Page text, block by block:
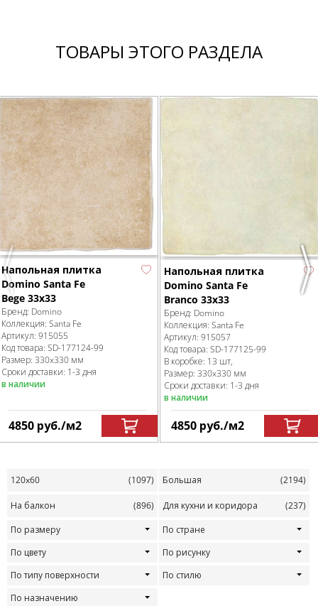
ТОВАРЫ ЭТОГО РАЗДЕЛА
Previous
Напольная плитка
Domino Santa Fe
Bege 33x33
Бренд: Domino
Коллекция: Santa Fe
Артикул: 915055
Код товара: SD-177124-99
Размер: 330x330 мм
Сроки доставки: 1-3 дня
в наличии
4850 руб./м2
Напольная плитка
Domino Santa Fe
Branco 33x33
Бренд: Domino
Коллекция: Santa Fe
Артикул: 915057
Код товара: SD-177125-99
В коробке: 13 шт,
Размер: 330x330 мм
Сроки доставки: 1-3 дня
в наличии
4850 руб./м2
120x60 (1097) Большая (2194)
На балкон (896) Для кухни и коридора
(237)
По размеру
По стране
По цвету
По рисунку
По типу поверхности
По стилю
По назначению